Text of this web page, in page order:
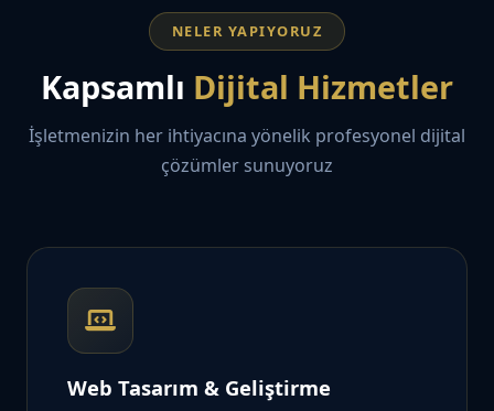
NELER YAPIYORUZ
Kapsamlı Dijital Hizmetler
İşletmenizin her ihtiyacına yönelik profesyonel dijital
çözümler sunuyoruz
Web Tasarım & Geliştirme